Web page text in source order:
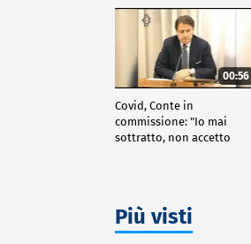
00:56
Covid, Conte in
commissione: "Io mai
sottratto, non accetto
Più visti